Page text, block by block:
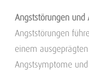
Angststörungen und
Angststörungen
einem
Angstsymptome